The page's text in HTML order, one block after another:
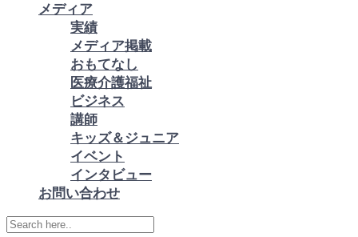
メディア
実績
メディア掲載
おもてなし
医療介護福祉
ビジネス
講師
キッズ＆ジュニア
イベント
インタビュー
お問い合わせ